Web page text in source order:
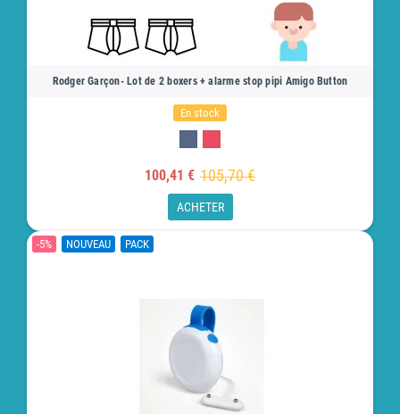
Rodger Garçon- Lot de 2 boxers + alarme stop pipi Amigo Button
En stock
100,41 € 105,70 €
ACHETER
-5% NOUVEAU PACK